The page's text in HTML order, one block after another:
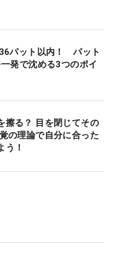
パット以内！ パット
発で沈める3つのポイ
擦る？ 目を閉じてその
の理論で自分に合った
う！